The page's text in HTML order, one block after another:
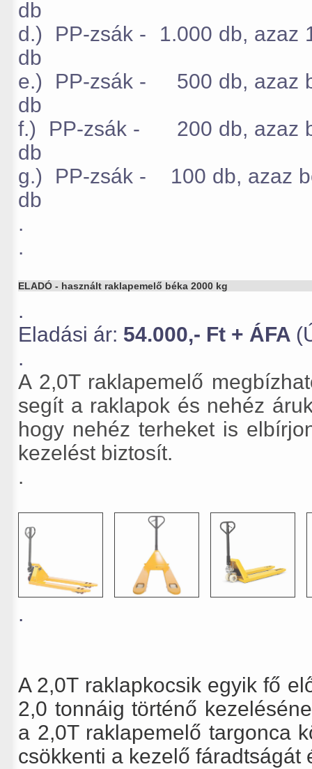
db
d.) PP-zsák - 1.000 db,
db
e.) PP-zsák - 500 db, azaz
db
f.) PP-zsák - 200 db, azaz
db
g.) PP-zsák - 100 db, azaz
db
.
.
ELADÓ - használt raklapemelő béka 2000 kg
.
Eladási ár: 54.000,- Ft + ÁFA
.
A 2,0T raklapemelő
segít a raklapok és nehéz
hogy nehéz terheket is
kezelést biztosít.
.
.
A 2,0T raklapkocsik egyik fő
2,0 tonnáig történő
a 2,0T raklapemelő targonca
csökkenti a kezelő